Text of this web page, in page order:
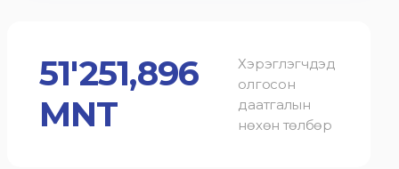
51'251,896
MNT
Хэрэглэгчдэд
олгосон
даатгалын
нөхөн төлбөр